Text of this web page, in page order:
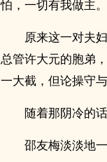
怕，一切有我做主
原来这一对夫
总管许大元的胞弟
一大截，但论操守
随着那阴冷的
邵友梅淡淡地